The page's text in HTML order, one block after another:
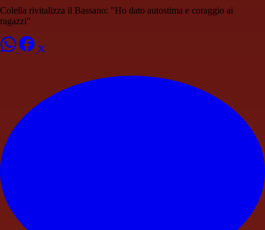
Colella rivitalizza il Bassano: "Ho dato autostima e coraggio ai
ragazzi"